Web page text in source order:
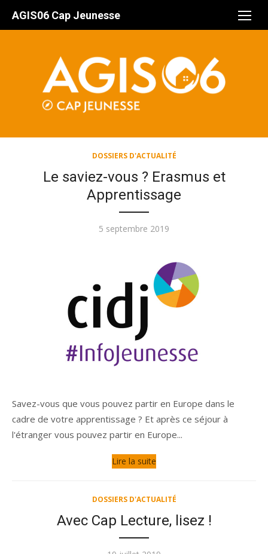
AGIS06 Cap Jeunesse
DOSSIERS D'ACTUALITÉ
Le saviez-vous ? Erasmus et
Apprentissage
Publié
5 septembre 2019
Savez-vous que vous pouvez partir en Europe dans le
cadre de votre apprentissage ? Et après ce séjour à
l'étranger vous pouvez partir en Europe...
Lire la suite
DOSSIERS D'ACTUALITÉ
Avec Cap Lecture, lisez !